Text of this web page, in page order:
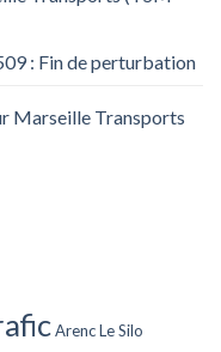
: Fin de perturbation
Marseille Transports
Arenc Le Silo